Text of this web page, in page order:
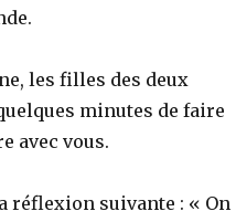
les filles des deux
minutes de faire
avec vous.
réflexion suivante : « On